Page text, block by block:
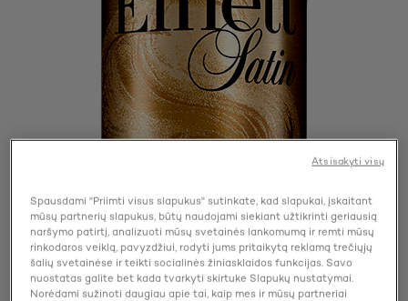
Spausdami "Priimti visus slapukus" sutinkate, kad slapukai, įskaitant
mūsų partnerių slapukus, būtų naudojami siekiant užtikrinti geriausią
naršymo patirtį, analizuoti mūsų svetainės lankomumą ir remti mūsų
rinkodaros veiklą, pavyzdžiui, rodyti jums pritaikytą reklamą trečiųjų
šalių svetainėse ir teikti socialinės žiniasklaidos funkcijas. Savo
nuostatas galite bet kada tvarkyti skirtuke Slapukų nustatymai.
Norėdami sužinoti daugiau apie tai, kaip mes ir mūsų partneriai
Atsisakyti visų